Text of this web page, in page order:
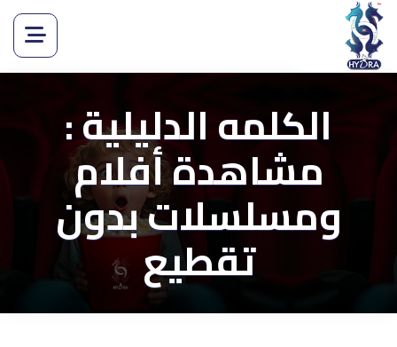
الكلمه الدليلية :
مشاهدة أفلام
ومسلسلات بدون
تقطيع